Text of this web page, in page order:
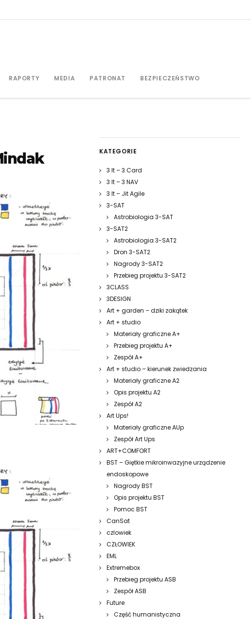
RAPORTY MEDIA PATRONAT BEZPIECZEŃSTWO
KATEGORIE
3 It – 3 Card
3 It – 3 NAV
3 It – Jit Agile
3-SAT
Astrobiologia 3-SAT
3-SAT2
Astrobiologia 3-SAT2
Dron 3-SAT2
Nagrody 3-SAT2
Przebieg projektu 3-SAT2
3CLASS
3DESIGN
Art + garden – dziki zakątek
Art + studio
Materiały graficzne A+
Przebieg projektu A+
Zespół A+
Art + studio – kierunek zwiedzania
Materiały graficzne A2
Opis projektu A2
Zespół A2
Art Ups!
Materiały graficzne AUp
Zespół Art Ups
ART+COMFORT
BST – Giętkie mikroinwazyjne urządzenie
endoskopowe
Nagrody BST
Opis projektu BST
Pomoc BST
CanSat
czlowiek
CZŁOWIEK
EML
Extremebox
Przebieg projektu ASB
Zespół ASB
Future
Część humanistyczna